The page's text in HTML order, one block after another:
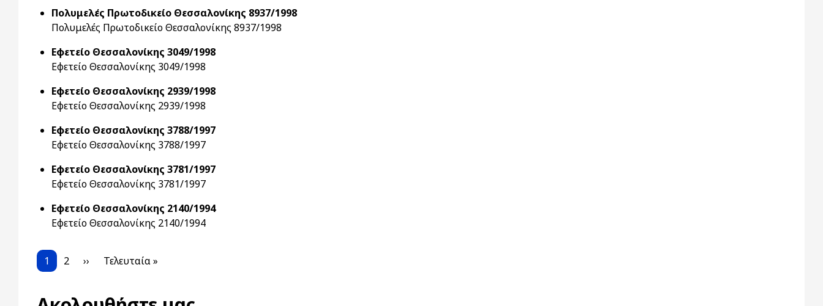
Πολυμελές Πρωτοδικείο Θεσσαλονίκης 8937/1998
Πολυμελές Πρωτοδικείο Θεσσαλονίκης 8937/1998
Εφετείο Θεσσαλονίκης 3049/1998
Εφετείο Θεσσαλονίκης 3049/1998
Εφετείο Θεσσαλονίκης 2939/1998
Εφετείο Θεσσαλονίκης 2939/1998
Εφετείο Θεσσαλονίκης 3788/1997
Εφετείο Θεσσαλονίκης 3788/1997
Εφετείο Θεσσαλονίκης 3781/1997
Εφετείο Θεσσαλονίκης 3781/1997
Εφετείο Θεσσαλονίκης 2140/1994
Εφετείο Θεσσαλονίκης 2140/1994
Pagination
Current page
1 Page
2 Next page
›› Last page
Τελευταία »